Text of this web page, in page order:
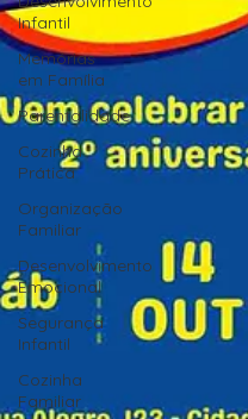
Infantil
Memórias
em Família
Parentalidade
Cozinha
Prática
Organização
Familiar
Desenvolvimento
Emocional
Segurança
Infantil
Cozinha
Familiar